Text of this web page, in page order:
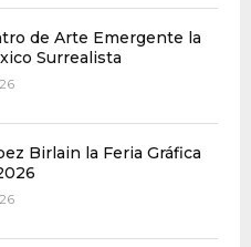
de Arte Emergente la
Surrealista
Birlain la Feria Gráfica